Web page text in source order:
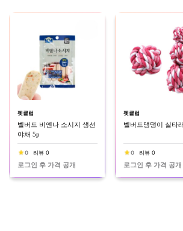
펫클럽
벨버드 비엔나 소시지 생선
야채 5p
0 리뷰 0
로그인 후 가격 공개
펫클럽
벨버드댕댕이 실타
0 리뷰 0
로그인 후 가격 공개